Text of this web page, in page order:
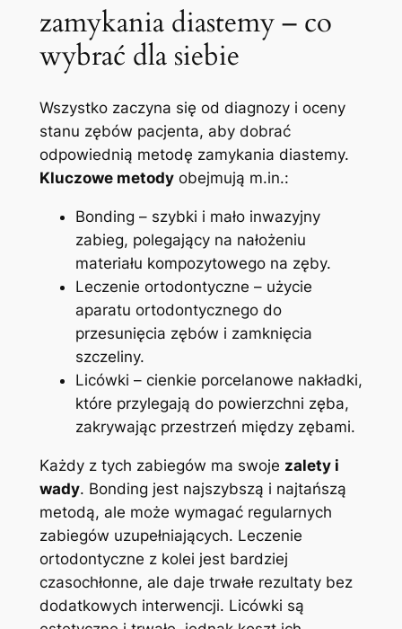
‌zamykania diastemy –‌ co⁤
wybrać dla siebie
Wszystko zaczyna się od⁢ diagnozy‍ i oceny
stanu zębów‌ pacjenta, aby​ dobrać
odpowiednią⁤ metodę zamykania ‌diastemy.
Kluczowe metodyobejmują m.in.:
Bonding – szybki i⁤ mało inwazyjny⁣
zabieg, polegający ⁣na nałożeniu
materiału ⁣kompozytowego ⁢na ‌zęby.
Leczenie ‌ortodontyczne – użycie
aparatu⁣ ortodontycznego do
⁤przesunięcia zębów i zamknięcia
szczeliny.
Licówki – cienkie porcelanowe nakładki,
które przylegają‍ do powierzchni zęba,⁤
zakrywając przestrzeń między zębami.
Każdy z tych zabiegów ma swoje⁣ zalety⁣ i
wady. Bonding jest najszybszą⁣ i najtańszą
metodą, ⁤ale może wymagać regularnych
zabiegów‍ uzupełniających. Leczenie​
ortodontyczne​ z kolei ⁤jest bardziej
czasochłonne, ale daje trwałe rezultaty bez
‌dodatkowych⁣ interwencji. ‍Licówki⁤ są